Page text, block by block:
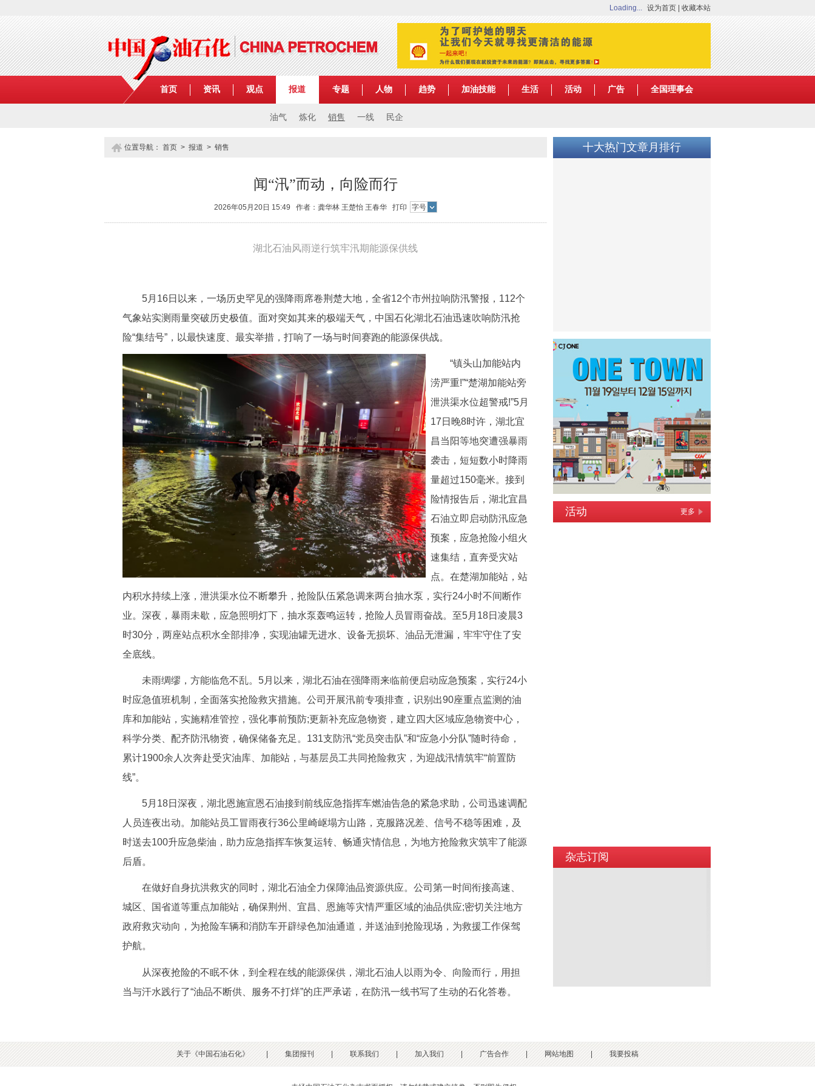
Loading... 设为首页 收藏本站
首页 资讯 观点 报道
油气 炼化 销售 一线 民企
专题 人物 趋势 加油技能 生活 活动 广告 全国理事会
位置导航： 首页 > 报道 > 销售
闻“汛”而动，向险而行
2026年05月20日 15:49 作者：龚华林 王楚怡 王春华 打印 字号
湖北石油风雨逆行筑牢汛期能源保供线
5月16日以来，一场历史罕见的强降雨席卷荆楚大地，全省12个市州拉响防汛警报，112个
气象站实测雨量突破历史极值。面对突如其来的极端天气，中国石化湖北石油迅速吹响防汛抢
险“集结号”，以最快速度、最实举措，打响了一场与时间赛跑的能源保供战。
“镇头山加能站内
涝严重!”“楚湖加能站旁
泄洪渠水位超警戒!”5月
17日晚8时许，湖北宜
昌当阳等地突遭强暴雨
袭击，短短数小时降雨
量超过150毫米。接到
险情报告后，湖北宜昌
石油立即启动防汛应急
预案，应急抢险小组火
速集结，直奔受灾站
点。在楚湖加能站，站
内积水持续上涨，泄洪渠水位不断攀升，抢险队伍紧急调来两台抽水泵，实行24小时不间断作
业。深夜，暴雨未歇，应急照明灯下，抽水泵轰鸣运转，抢险人员冒雨奋战。至5月18日凌晨3
时30分，两座站点积水全部排净，实现油罐无进水、设备无损坏、油品无泄漏，牢牢守住了安
全底线。
未雨绸缪，方能临危不乱。5月以来，湖北石油在强降雨来临前便启动应急预案，实行24小
时应急值班机制，全面落实抢险救灾措施。公司开展汛前专项排查，识别出90座重点监测的油
库和加能站，实施精准管控，强化事前预防;更新补充应急物资，建立四大区域应急物资中心，
科学分类、配齐防汛物资，确保储备充足。131支防汛“党员突击队”和“应急小分队”随时待命，
累计1900余人次奔赴受灾油库、加能站，与基层员工共同抢险救灾，为迎战汛情筑牢“前置防
线”。
5月18日深夜，湖北恩施宣恩石油接到前线应急指挥车燃油告急的紧急求助，公司迅速调配
人员连夜出动。加能站员工冒雨夜行36公里崎岖塌方山路，克服路况差、信号不稳等困难，及
时送去100升应急柴油，助力应急指挥车恢复运转、畅通灾情信息，为地方抢险救灾筑牢了能源
后盾。
在做好自身抗洪救灾的同时，湖北石油全力保障油品资源供应。公司第一时间衔接高速、
城区、国省道等重点加能站，确保荆州、宜昌、恩施等灾情严重区域的油品供应;密切关注地方
政府救灾动向，为抢险车辆和消防车开辟绿色加油通道，并送油到抢险现场，为救援工作保驾
护航。
从深夜抢险的不眠不休，到全程在线的能源保供，湖北石油人以雨为令、向险而行，用担
当与汗水践行了“油品不断供、服务不打烊”的庄严承诺，在防汛一线书写了生动的石化答卷。
十大热门文章月排行
活动 更多
杂志订阅
关于《中国石油石化》 | 集团报刊 | 联系我们 | 加入我们 | 广告合作 | 网站地图 | 我要投稿